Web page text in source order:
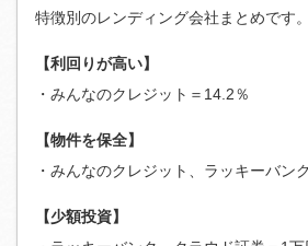
特徴別のレンディング会社まとめです。
【利回りが高い】
・みんなのクレジット＝14.2％
【物件を保全】
・みんなのクレジット、ラッキーバン
【少額投資】